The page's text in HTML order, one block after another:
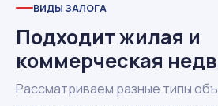
ВИДЫ ЗАЛОГА
Подходит жилая и
коммерческая
Рассматриваем разные типы